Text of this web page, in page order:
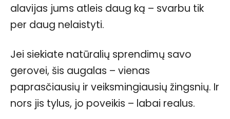
alavijas jums atleis daug ką – svarbu tik
per daug nelaistyti.
Jei siekiate natūralių sprendimų savo
gerovei, šis augalas – vienas
paprasčiausių ir veiksmingiausių žingsnių. Ir
nors jis tylus, jo poveikis – labai realus.